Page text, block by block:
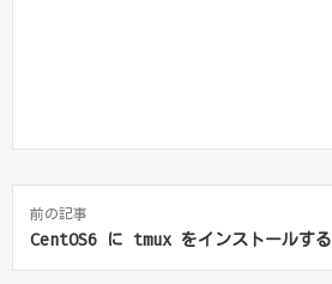
前の記事
CentOS6 に tmux をインストールする